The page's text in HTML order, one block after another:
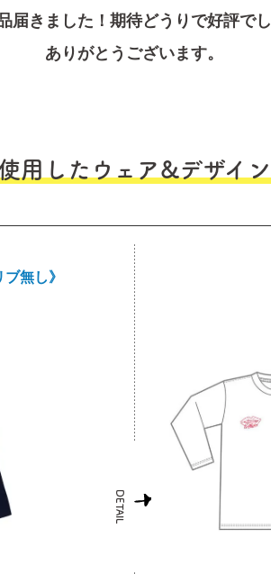
届きました！期待どうりで好評で
ありがとうございます。
用したウェア&デザイン
無し》